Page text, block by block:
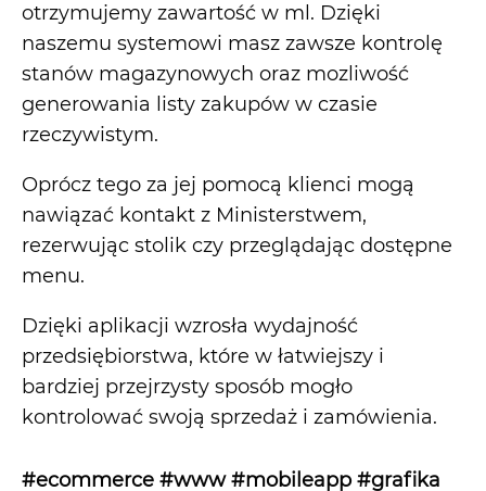
otrzymujemy zawartość w ml. Dzięki
naszemu systemowi masz zawsze kontrolę
stanów magazynowych oraz mozliwość
generowania listy zakupów w czasie
rzeczywistym.
Oprócz tego za jej pomocą klienci mogą
nawiązać kontakt z Ministerstwem,
rezerwując stolik czy przeglądając dostępne
menu.
Dzięki aplikacji wzrosła wydajność
przedsiębiorstwa, które w łatwiejszy i
bardziej przejrzysty sposób mogło
kontrolować swoją sprzedaż i zamówienia.
#ecommerce #www #mobileapp #grafika